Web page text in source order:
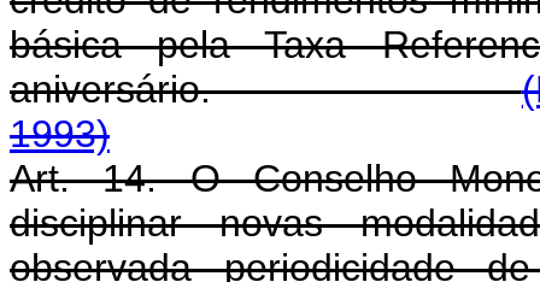
básica pela Taxa
aniversário.
1993)
Art. 14. O Conselho
disciplinar novas
observada periodicidade